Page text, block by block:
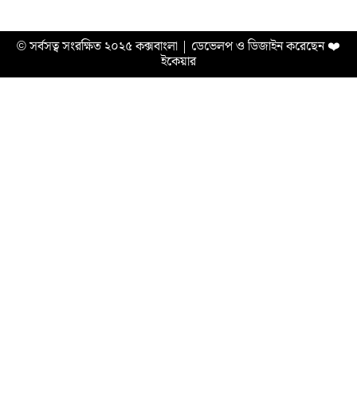
© সর্বসত্ব সংরক্ষিত ২০২৫ কক্সবাংলা | ডেভেলপ ও ডিজাইন করেছেন❤️
ইকেয়ার